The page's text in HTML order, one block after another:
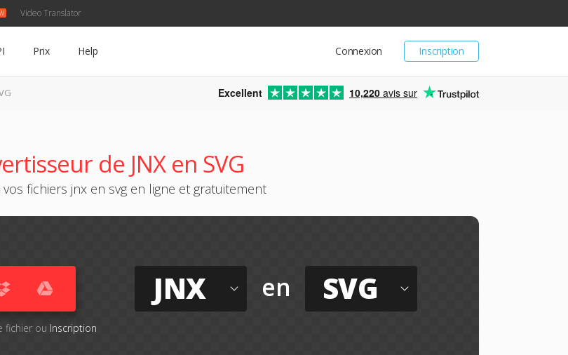
Video Translator
Inscription
Connexion
Prix Help
Excellent 10,220 avis sur
de JNX en SVG
vos fichiers jnx en svg en ligne et gratuitement
fichier ou Inscription
JNX en SVG